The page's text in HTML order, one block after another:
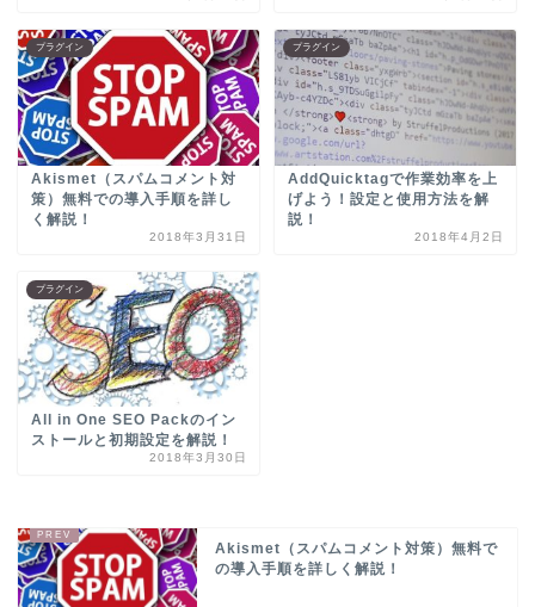
プラグイン
Akismet（スパムコメント対
策）無料での導入手順を詳し
く解説！
2018年3月31日
プラグイン
AddQuicktagで作業効率を上
げよう！設定と使用方法を解
説！
2018年4月2日
プラグイン
All in One SEO Packのイン
ストールと初期設定を解説！
2018年3月30日
Akismet（スパムコメント対策）無料で
の導入手順を詳しく解説！